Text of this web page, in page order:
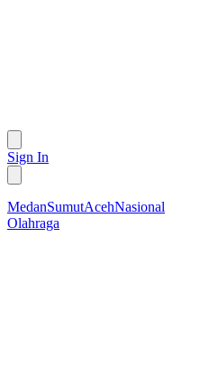
Sign In
MedanSumutAcehNasional
Olahraga